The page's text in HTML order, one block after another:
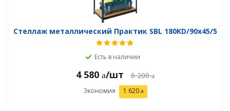
Стеллаж металлический Практик SBL 180KD/90x45/5
Есть в наличии
4 580 /шт 6 200
Экономия 1 620